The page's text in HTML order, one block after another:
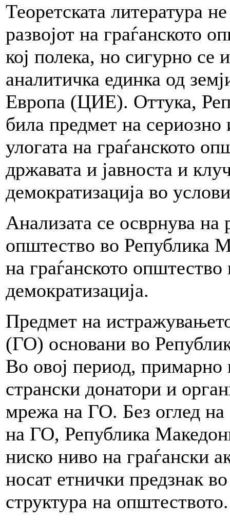
Теоретската литература
развојот на граѓанското
кој полека, но сигурно се
аналитичка единка од
Европа (ЦИЕ). Оттука,
била предмет на
улогата на граѓанското
државата и јавноста и
демократизација во
Анализата се осврнува на
општество во Република
на граѓанското
демократизација.
Предмет на
(ГО) основани во
Во овој период, примарно
странски донатори и
мрежа на ГО. Без оглед на
на ГО, Република
ниско ниво на граѓански
носат етнички предзнак
структура на општеството.